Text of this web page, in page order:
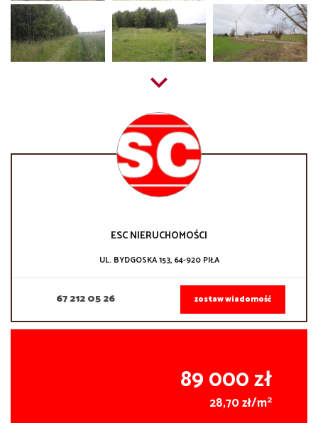
ESC NIERUCHOMOŚCI
UL. BYDGOSKA 153, 64-920 PIŁA
67 212 05 26 zostaw wiadomość
89 000 zł
28,70 zł/m2